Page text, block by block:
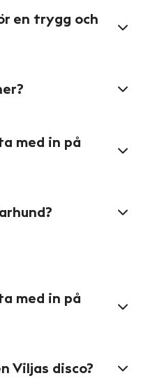
en trygg och
med in på
med in på
Viljas disco?